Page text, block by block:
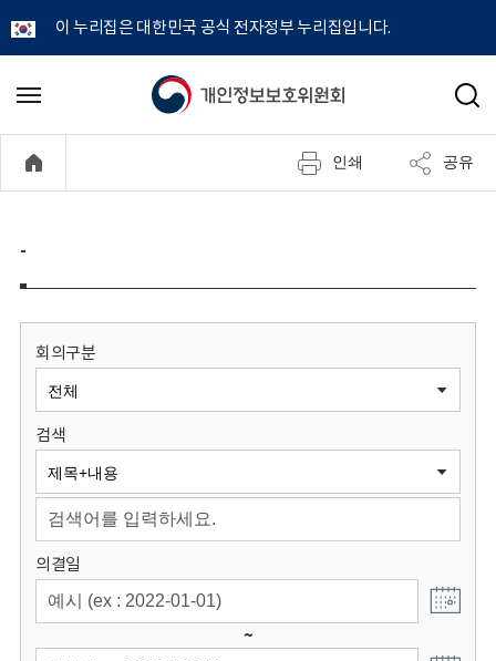
이 누리집은 대한민국 공식 전자정부 누리집입니다.
개
정
보
원
회
메
기
검
인쇄 공유
-
회의구분
검색
의결일
~